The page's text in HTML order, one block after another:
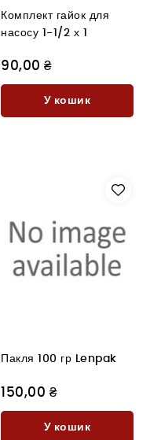
Комплект гайок для
насосу 1-1/2 х 1
90,00 ₴
У кошик
Пакля 100 гр Lenpak
150,00 ₴
У кошик